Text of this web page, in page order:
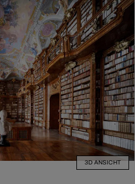
3D ANSICHT